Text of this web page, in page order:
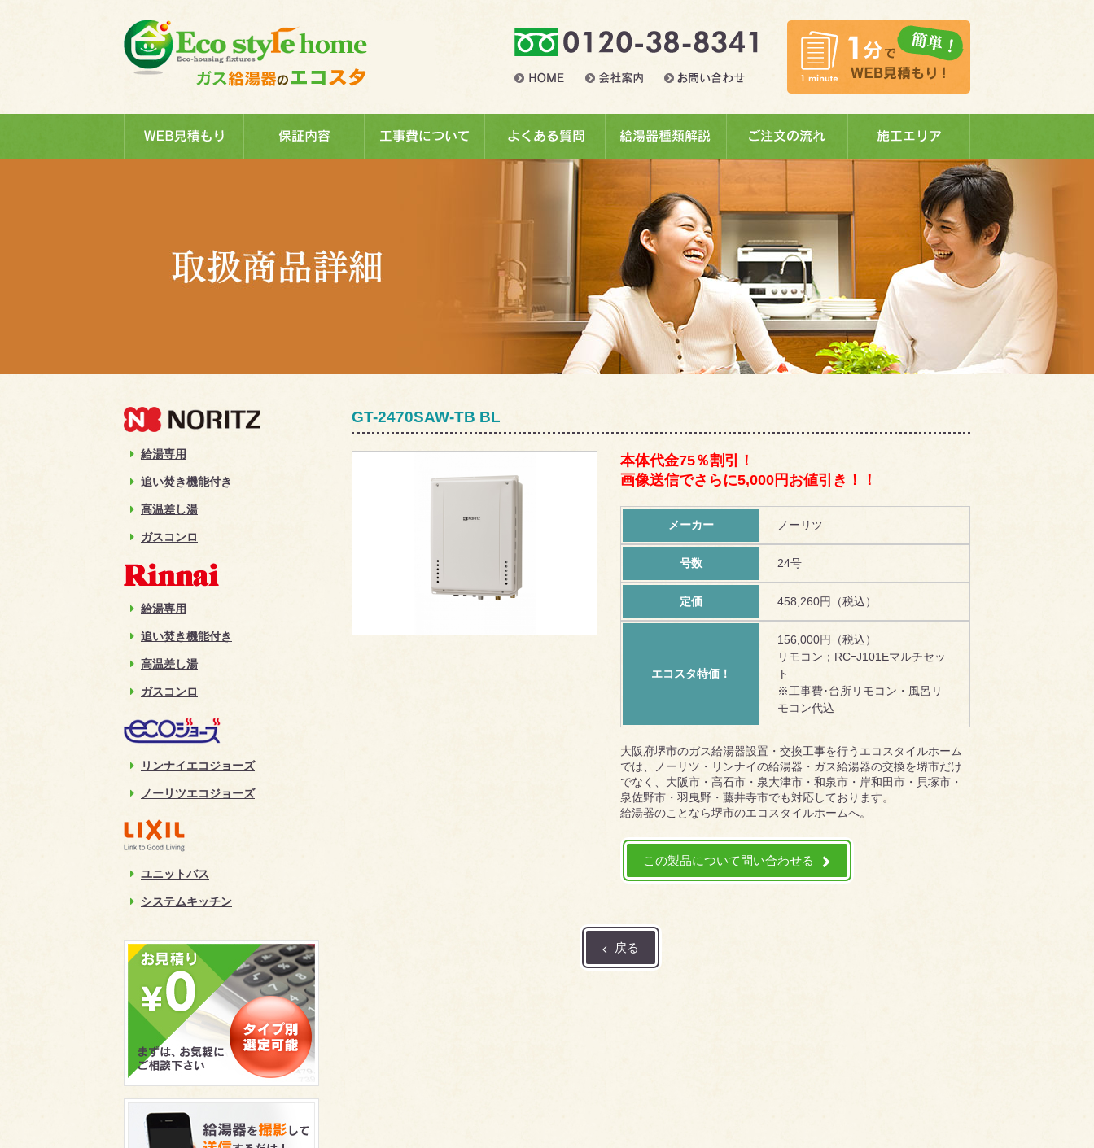
給湯専用
追い焚き機能付き
高温差し湯
ガスコンロ
給湯専用
追い焚き機能付き
高温差し湯
ガスコンロ
リンナイエコジョーズ
ノーリツエコジョーズ
ユニットバス
システムキッチン
GT-2470SAW-TB BL
本体代金75％割引！
画像送信でさらに5,000円お値引き！！
メーカー ノーリツ
号数 24号
定価 458,260円（税込）
エコスタ特価！
156,000円（税込）
リモコン；RCｰJ101Eマルチセッ
ト
※工事費･台所リモコン・風呂リ
モコン代込
大阪府堺市のガス給湯器設置・交換工事を行うエコスタイルホーム
では、ノーリツ・リンナイの給湯器・ガス給湯器の交換を堺市だけ
でなく、大阪市・高石市・泉大津市・和泉市・岸和田市・貝塚市・
泉佐野市・羽曳野・藤井寺市でも対応しております。
給湯器のことなら堺市のエコスタイルホームへ。
この製品について問い合わせる
戻る